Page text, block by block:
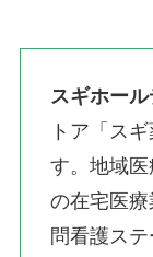
スギホー
トア「ス
す。地域
の在宅医
問看護ステ